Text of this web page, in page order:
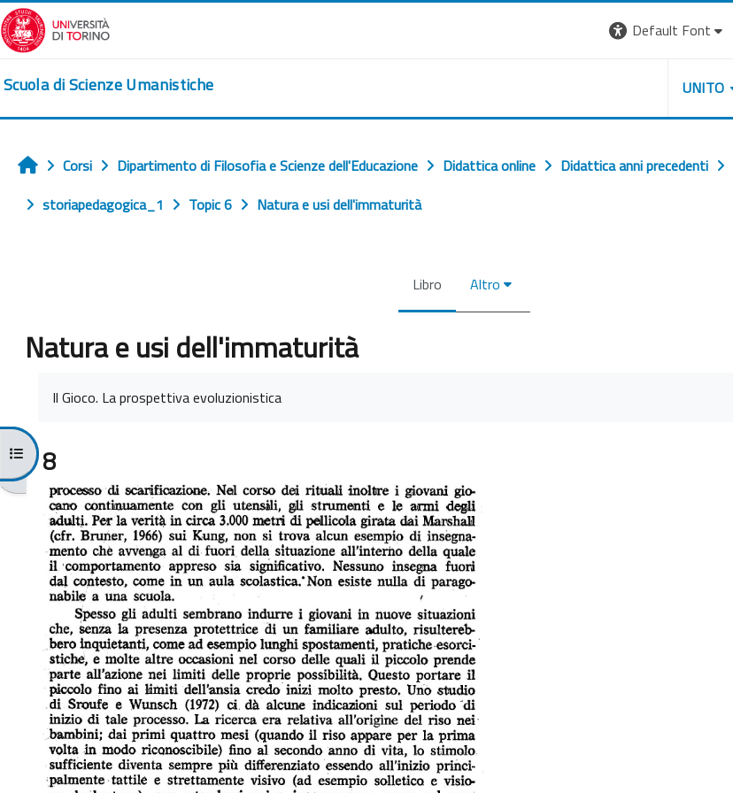
Vai al contenuto principale
Default Font
Scuola di Scienze Umanistiche UNITO
Apri indice del corso
Home
Corsi Dipartimento di Filosofia e Scienze dell'Educazione Didattica online Didattica anni precedenti
storiapedagogica_1
Topic 6 Natura e usi dell'immaturità
Libro Altro
Natura e usi dell'immaturità
Il Gioco. La prospettiva evoluzionistica
8